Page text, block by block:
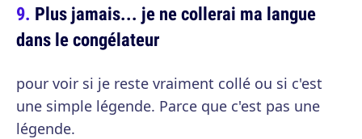
Plus jamais... je ne collerai ma langue
dans le congélateur
pour voir si je reste vraiment collé ou si c'est
une simple légende. Parce que c'est pas une
légende.